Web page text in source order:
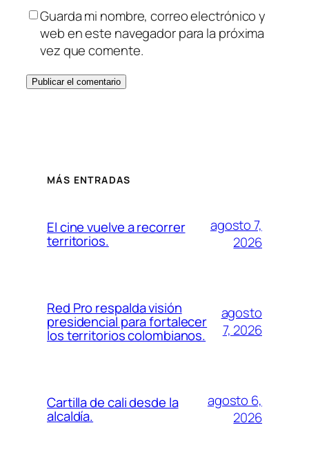
Guarda mi nombre, correo electrónico y
web en este navegador para la próxima
vez que comente.
MÁS ENTRADAS
El cine vuelve a recorrer
territorios.
agosto 7,
2026
Red Pro respalda visión
presidencial para fortalecer
los territorios colombianos.
agosto
7, 2026
Cartilla de cali desde la
alcaldía.
agosto 6,
2026